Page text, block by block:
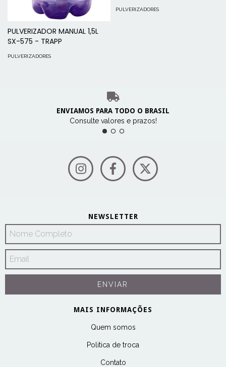
PULVERIZADOR MANUAL 1,5L
SX-575 - TRAPP
PULVERIZADORES
PULVERIZADORES
ENVIAMOS PARA TODO O BRASIL
Consulte valores e prazos!
NEWSLETTER
MAIS INFORMAÇÕES
Quem somos
Politica de troca
Contato